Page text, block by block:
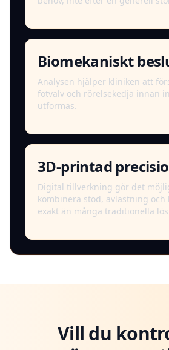
Biomekaniskt
Analysen hjälper kliniken att
fotvalv och rörelsekedja innan
utformas.
3D-printad
Digital tillverkning gör det
kombinera stöd, avlastning och
exakt än många traditionella
Vill du